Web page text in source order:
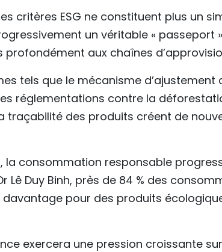
critères ESG ne constituent plus un
un véritable « passeport
profondément aux chaînes
tels que le mécanisme d’ajustement
réglementations contre la
traçabilité des produits créent de
la consommation responsable
Lê Duy Binh, près de 84 % des
pour des produits
exercera une pression croissante